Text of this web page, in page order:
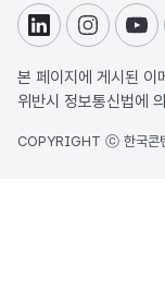
링크드인인스타그
유
본 페이지에 게시된 이
위반시 정보통신법에
COPYRIGHT ⓒ 한국콘